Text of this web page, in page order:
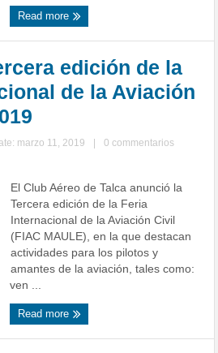
Read more
edición de la
de la Aviación
marzo 11, 2019
0 commentarios
El Club Aéreo de Talca anunció la
Tercera edición de la Feria
Internacional de la Aviación Civil
(FIAC MAULE), en la que destacan
actividades para los pilotos y
amantes de la aviación, tales como:
ven ...
Read more